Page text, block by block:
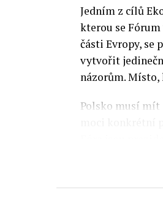
Jedním z cílů
kterou se
části Evropy, se
vytvořit
názorům. Místo,
Polsko musí
Fóra jsou
prezidenti